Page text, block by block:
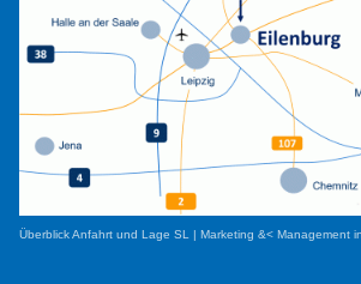
Überblick Anfahrt und Lage SL | Marketing &< Management